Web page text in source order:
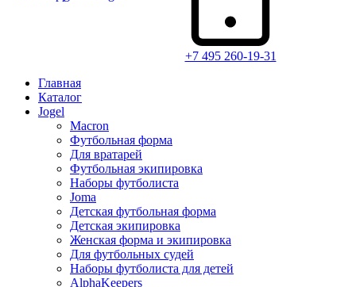
+7 495 260-19-31
Главная
Каталог
Jogel
Macron
Футбольная форма
Для вратарей
Футбольная экипировка
Наборы футболиста
Joma
Детская футбольная форма
Детская экипировка
Женская форма и экипировка
Для футбольных судей
Наборы футболиста для детей
AlphaKeepers